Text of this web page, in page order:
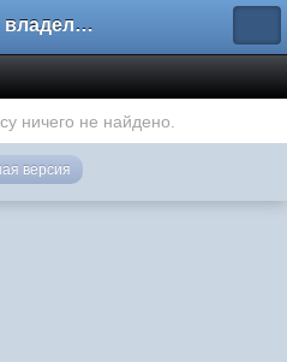
Форум владельцев интернет-магазинов
ничего не найдено.
версия